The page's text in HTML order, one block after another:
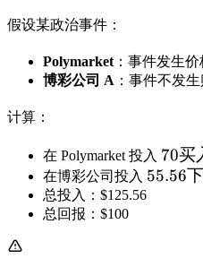
假设某政治事件：
Polymarket ：事件发生
博彩公司 A ：事件不发
计算：
在 Polymarket 投入 70
买入
70买
在博彩公司投入 55.56
55.56
总投入：$125.56
总回报：$100